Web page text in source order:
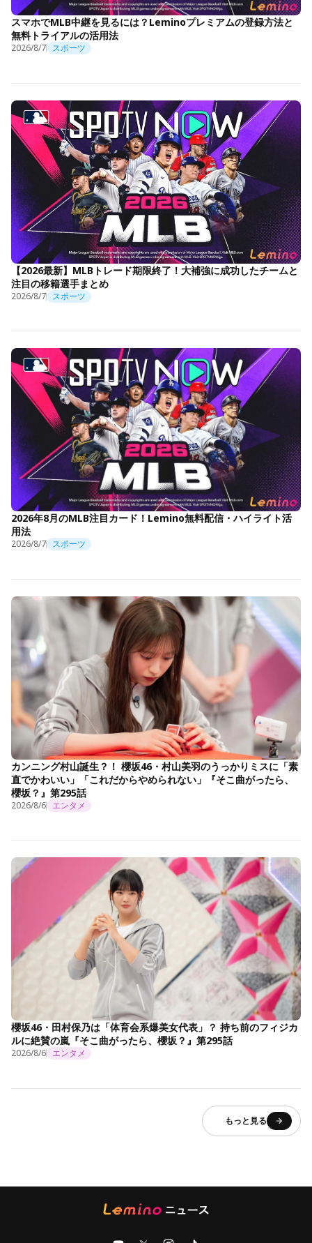
スマホでMLB中継を見るには？Leminoプレミアムの登録方法と
無料トライアルの活用法
2026/8/7 スポーツ
【2026最新】MLBトレード期限終了！大補強に成功したチームと
注目の移籍選手まとめ
2026/8/7 スポーツ
2026年8月のMLB注目カード！Lemino無料配信・ハイライト活
用法
2026/8/7 スポーツ
カンニング村山誕生？！ 櫻坂46・村山美羽のうっかりミスに「素
直でかわいい」「これだからやめられない」『そこ曲がったら、
櫻坂？』第295話
2026/8/6 エンタメ
櫻坂46・田村保乃は「体育会系爆美女代表」？ 持ち前のフィジカ
ルに絶賛の嵐『そこ曲がったら、櫻坂？』第295話
2026/8/6 エンタメ
もっと見る